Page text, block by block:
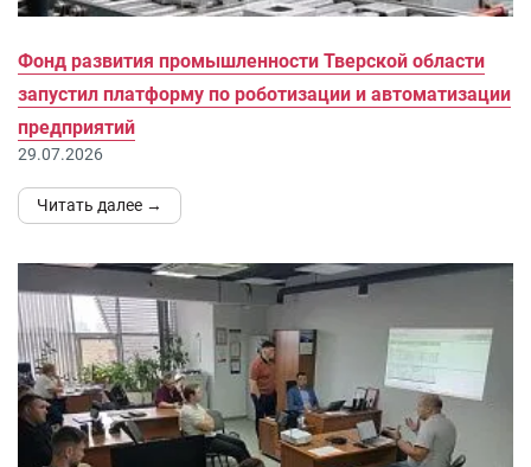
Фонд развития промышленности Тверской области
запустил платформу по роботизации и автоматизации
предприятий
29.07.2026
Читать далее →